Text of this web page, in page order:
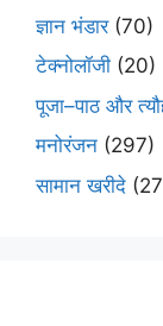
ज्ञान भंडार(70)
टेक्नोलॉजी (20)
पूजा–पाठ और
मनोरंजन (297)
सामान खरीदे